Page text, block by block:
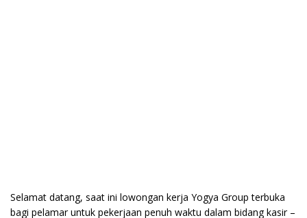
Selamat datang, saat ini lowongan kerja Yogya Group terbuka
bagi pelamar untuk pekerjaan penuh waktu dalam bidang kasir –